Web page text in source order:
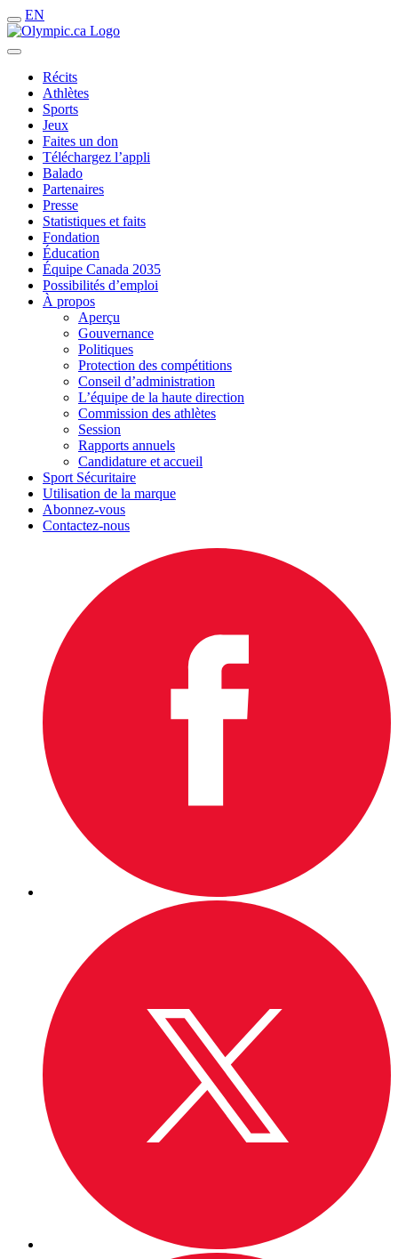
EN
Récits
Athlètes
Sports
Jeux
Faites un don
Téléchargez l’appli
Balado
Partenaires
Presse
Statistiques et faits
Fondation
Éducation
Équipe Canada 2035
Possibilités d’emploi
À propos
Aperçu
Gouvernance
Politiques
Protection des compétitions
Conseil d’administration
L’équipe de la haute direction
Commission des athlètes
Session
Rapports annuels
Candidature et accueil
Sport Sécuritaire
Utilisation de la marque
Abonnez-vous
Contactez-nous